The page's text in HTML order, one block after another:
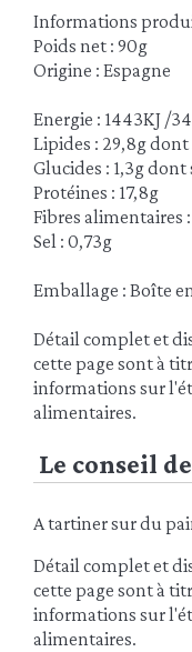
Informations
Poids net : 90g
Origine : Espagne
Energie : 1443KJ /
Lipides : 29,8g dont
Glucides : 1,3g dont
Protéines : 17,8g
Fibres alimentaires
Sel : 0,73g
Emballage : Boîte
Détail complet et
cette page sont à
informations sur
alimentaires.
Le conseil
A tartiner sur du
Détail complet et
cette page sont à
informations sur
alimentaires.